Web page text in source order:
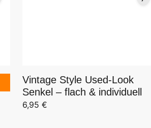
Vintage Style Used-Look
Senkel – flach & individuell
6,95 €